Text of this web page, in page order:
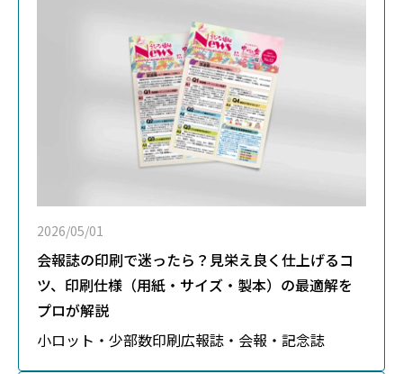
2026/05/01
会報誌の印刷で迷ったら？見栄え良く仕上げるコ
ツ、印刷仕様（用紙・サイズ・製本）の最適解を
プロが解説
小ロット・少部数印刷広報誌・会報・記念誌